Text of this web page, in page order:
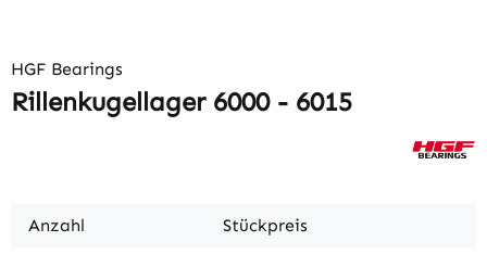
HGF Bearings
Rillenkugellager 6000 - 6015
Anzahl Stückpreis